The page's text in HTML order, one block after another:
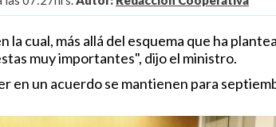
cual, más allá del esquema que ha
muy importantes", dijo el ministro.
en un acuerdo se mantienen para